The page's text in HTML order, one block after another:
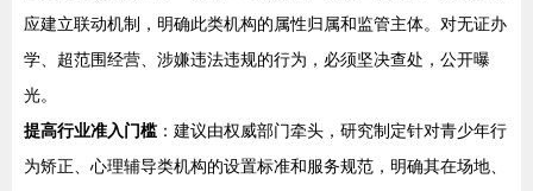
应建立联动机制，明确此类机构的属性归属和监管主体。对无证办
学、超范围经营、涉嫌违法违规的行为，必须坚决查处，公开曝
光。
提高行业准入门槛 ：建议由权威部门牵头，研究制定针对青少年行
为矫正、心理辅导类机构的设置标准和服务规范，明确其在场地、